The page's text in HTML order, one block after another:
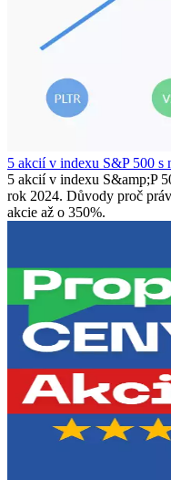
5 akcií v indexu S&P 500 s
5 akcií v indexu S&amp;P
rok 2024. Důvody proč
akcie až o 350%.